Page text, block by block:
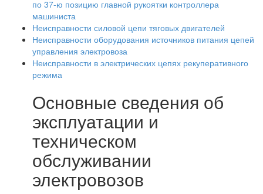
по 37-ю позицию главной рукоятки контроллера
машиниста
Неисправности силовой цепи тяговых двигателей
Неисправности оборудования источников питания цепей
управления электровоза
Неисправности в электрических цепях рекуперативного
режима
Основные сведения об
эксплуатации и
техническом
обслуживании
электровозов